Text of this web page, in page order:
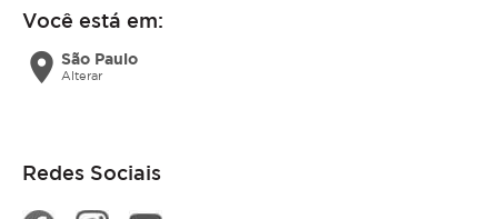
Você está em:
location_on São Paulo
Alterar
Redes Sociais